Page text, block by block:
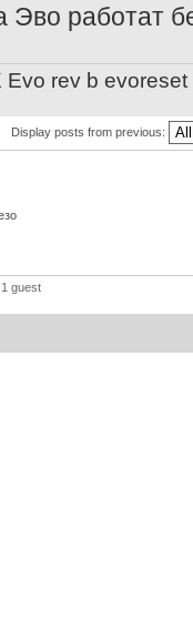
Эво работат
Evo rev b evoreset
Display posts from previous:
guest